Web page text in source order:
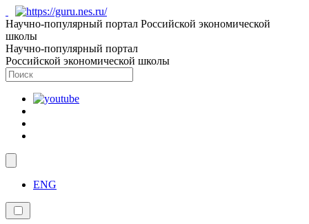
Научно-популярный портал Российской экономической
школы
Научно-популярный портал
Российской экономической школы
ENG